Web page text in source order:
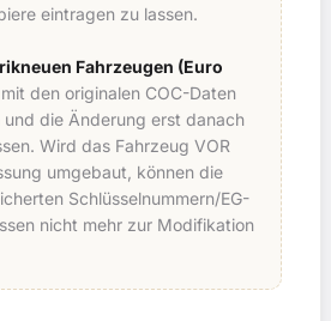
eintragen zu lassen.
Fahrzeugen (Euro
den originalen COC-Daten
und die Änderung erst danach
Wird das Fahrzeug VOR
umgebaut, können die
Schlüsselnummern/EG-
nicht mehr zur Modifikation